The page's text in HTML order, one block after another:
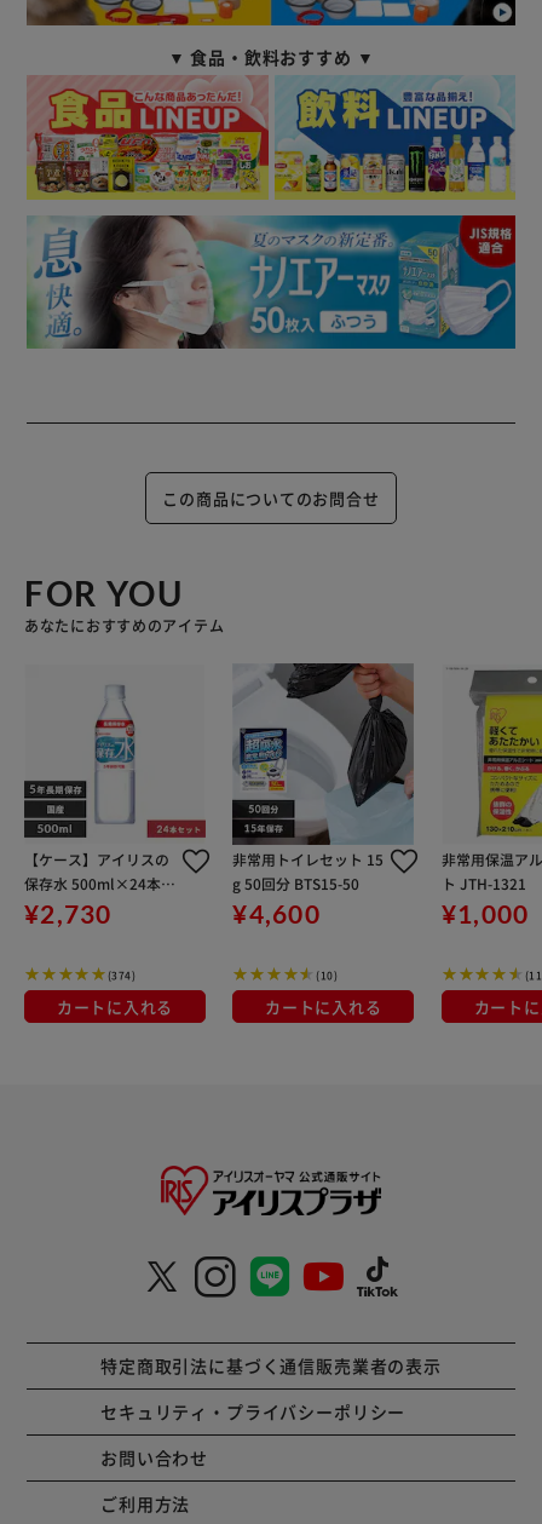
▼ 食品・飲料おすすめ ▼
この商品についてのお問合せ
FOR YOU
あなたにおすすめのアイテム
【ケース】アイリスの
保存水 500ml×24本
備蓄水
¥2,730
(374)
カートに入れる
非常用トイレセット 15
g 50回分 BTS15-50
¥4,600
(10)
カートに入れる
非常用保温ア
ト JTH-1321
¥1,000
カート
特定商取引法に基づく通信販売業者の表示
セキュリティ・プライバシーポリシー
お問い合わせ
ご利用方法